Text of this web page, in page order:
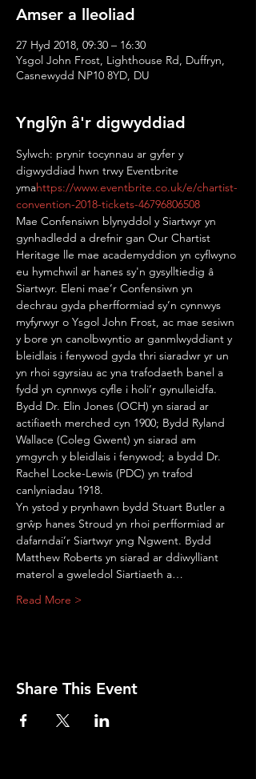
Amser a lleoliad
27 Hyd 2018, 09:30 – 16:30
Ysgol John Frost, Lighthouse Rd, Duffryn,
Casnewydd NP10 8YD, DU
Ynglŷn â'r digwyddiad
Sylwch: prynir tocynnau ar gyfer y
digwyddiad hwn trwy Eventbrite
ymahttps://www.eventbrite.co.uk/e/chartist-
convention-2018-tickets-46796806508
Mae Confensiwn blynyddol y Siartwyr yn
gynhadledd a drefnir gan Our Chartist
Heritage lle mae academyddion yn cyflwyno
eu hymchwil ar hanes sy'n gysylltiedig â
Siartwyr. Eleni mae’r Confensiwn yn
dechrau gyda pherfformiad sy’n cynnwys
myfyrwyr o Ysgol John Frost, ac mae sesiwn
y bore yn canolbwyntio ar ganmlwyddiant y
bleidlais i fenywod gyda thri siaradwr yr un
yn rhoi sgyrsiau ac yna trafodaeth banel a
fydd yn cynnwys cyfle i holi’r gynulleidfa.
Bydd Dr. Elin Jones (OCH) yn siarad ar
actifiaeth merched cyn 1900; Bydd Ryland
Wallace (Coleg Gwent) yn siarad am
ymgyrch y bleidlais i fenywod; a bydd Dr.
Rachel Locke-Lewis (PDC) yn trafod
Yn ystod y prynhawn bydd Stuart Butler a
grŵp hanes Stroud yn rhoi perfformiad ar
dafarndai’r Siartwyr yng Ngwent. Bydd
Matthew Roberts yn siarad ar ddiwylliant
materol a gweledol Siartiaeth a…
Read More >
Share This Event